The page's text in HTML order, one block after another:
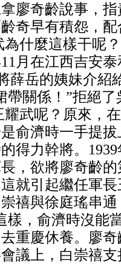
廖奇齡說事，
奇早有積怨，
什麼這樣干呢
月在江西吉安
薛岳的姨妹介紹
帶關係！”拒絕
武呢？原來，
俞濟時一手提
得力幹將。
，欲將廖奇齡
就引起繼任軍
禧與徐庭瑤串
樣，俞濟時沒能
重慶休養。廖
議上，白崇禧